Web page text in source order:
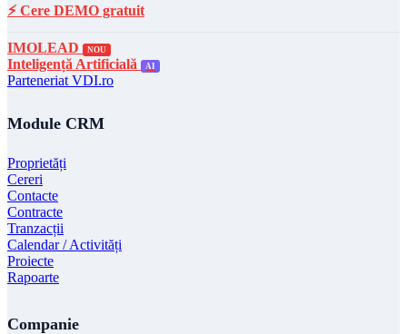
⚡ Cere DEMO gratuit
IMOLEAD NOU
Inteligență Artificială AI
Parteneriat VDI.ro
Module CRM
Proprietăți
Cereri
Contacte
Contracte
Tranzacții
Calendar / Activități
Proiecte
Rapoarte
Companie